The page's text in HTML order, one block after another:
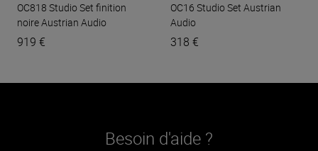
OC818 Studio Set finition
noireAustrian Audio
919 €
OC16 Studio Set Austrian
Audio
318 €
Besoin d'aide ?